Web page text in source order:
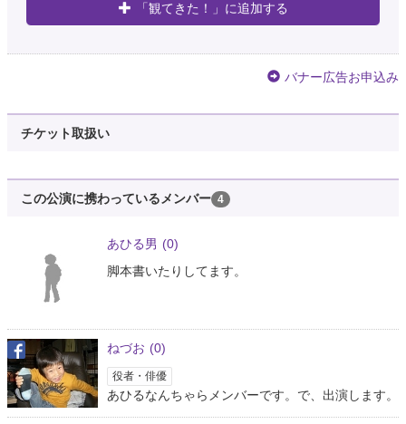
「観てきた！」に追加する
バナー広告お申込み
チケット取扱い
この公演に携わっているメンバー 4
あひる男 (0)
脚本書いたりしてます。
ねづお (0)
役者・俳優
あひるなんちゃらメンバーです。で、出演します。